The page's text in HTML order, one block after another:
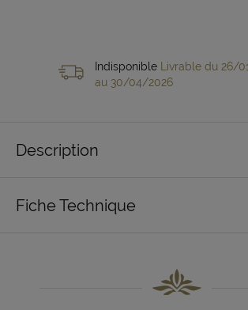
Indisponible
Livrable du 26/
au 30/04/2026
Description
Fiche Technique